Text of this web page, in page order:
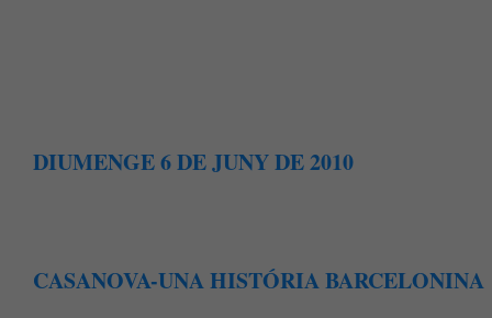
DIUMENGE 6 DE JUNY DE 2010
CASANOVA-UNA HISTÓRIA BARCELONINA